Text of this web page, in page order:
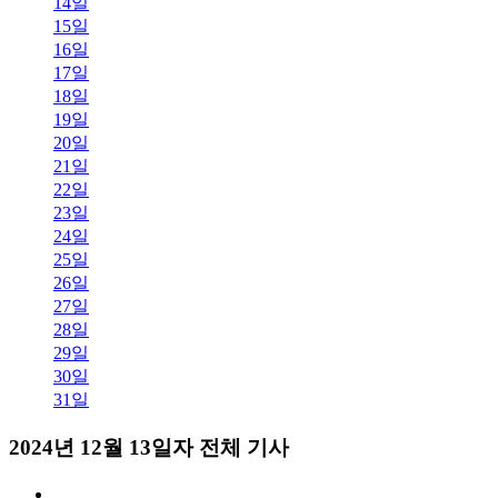
15일
16일
17일
18일
19일
20일
21일
22일
23일
24일
25일
26일
27일
28일
29일
30일
31일
2024년 12월 13일자 전체 기사